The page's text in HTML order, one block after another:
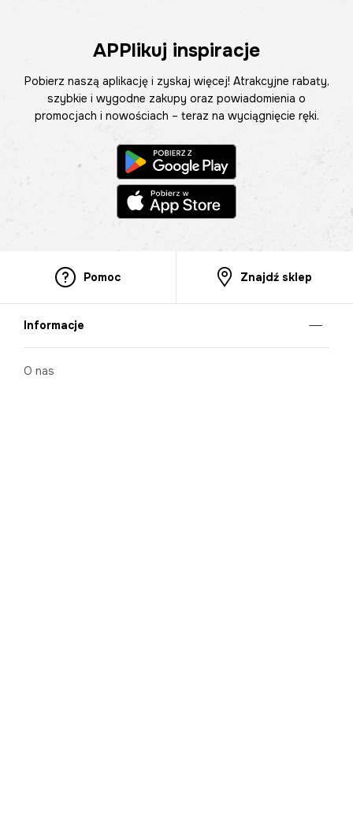
APPlikuj inspiracje
Pobierz naszą aplikację i zyskaj więcej! Atrakcyjne rabaty,
szybkie i wygodne zakupy oraz powiadomienia o
promocjach i nowościach – teraz na wyciągnięcie ręki.
Pomoc Znajdź sklep
Informacje
O nas